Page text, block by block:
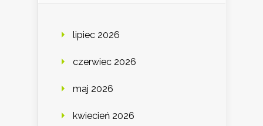
lipiec 2026
czerwiec 2026
maj 2026
kwiecień 2026